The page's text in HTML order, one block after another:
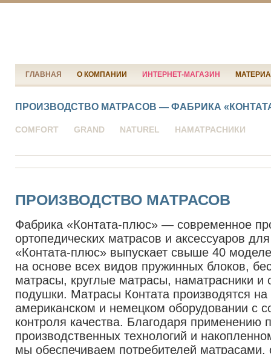
ГЛАВНАЯ О КОМПАНИИ ИНТЕРНЕТ-МАГАЗИН
ПРОИЗВОДСТВО МАТРАСОВ — ФАБРИКА
COMFORT GRAND NATUREL НАМАТРАCНИКИ
ПРОИЗВОДСТВО МАТРАСОВ
Фабрика «Контата-плюс» — современное
ортопедических матрасов и аксессуаров
«Контата-плюс» выпускает свыше 40
на основе всех видов пружинных блоков,
матрасы, круглые матрасы, наматрасники и
подушки. Матрасы Контата производятся
американском и немецком оборудовании с
контроля качества. Благодаря применению
производственных технологий и
мы обеспечиваем потребителей